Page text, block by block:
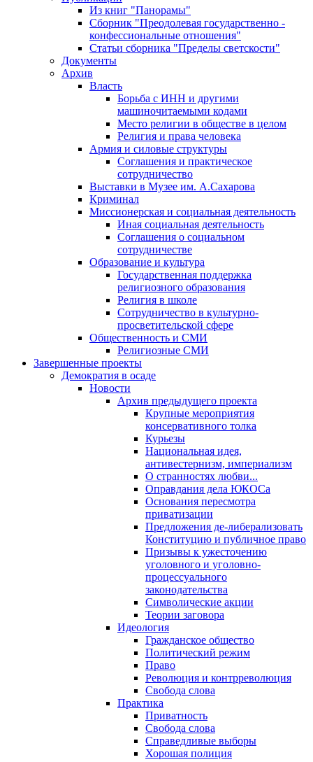
Из книг "Панорамы"
Сборник "Преодолевая государственно -
конфессиональные отношения"
Статьи сборника "Пределы светскости"
Документы
Архив
Власть
Борьба с ИНН и другими
машиночитаемыми кодами
Место религии в обществе в целом
Религия и права человека
Армия и силовые структуры
Соглашения и практическое
сотрудничество
Выставки в Музее им. А.Сахарова
Криминал
Миссионерская и социальная деятельность
Иная социальная деятельность
Соглашения о социальном
сотрудничестве
Образование и культура
Государственная поддержка
религиозного образования
Религия в школе
Сотрудничество в культурно-
просветительской сфере
Общественность и СМИ
Религиозные СМИ
Завершенные проекты
Демократия в осаде
Новости
Архив предыдущего проекта
Крупные мероприятия
консервативного толка
Курьезы
Национальная идея,
антивестернизм, империализм
О странностях любви...
Оправдания дела ЮКОСа
Основания пересмотра
приватизации
Предложения де-либерализовать
Конституцию и публичное право
Призывы к ужесточению
уголовного и уголовно-
процессуального
законодательства
Символические акции
Теории заговора
Идеология
Гражданское общество
Политический режим
Право
Революция и контрреволюция
Свобода слова
Практика
Приватность
Свобода слова
Справедливые выборы
Хорошая полиция